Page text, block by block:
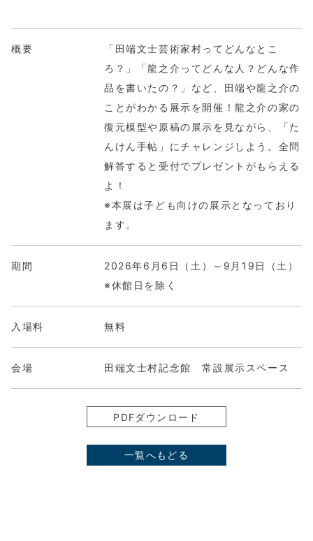
概要
「田端文士芸術家村ってどんなとこ
ろ？」「龍之介ってどんな人？どんな作
品を書いたの？」など、田端や龍之介の
ことがわかる展示を開催！龍之介の家の
復元模型や原稿の展示を見ながら、「た
んけん手帖」にチャレンジしよう。全問
解答すると受付でプレゼントがもらえる
よ！
※本展は子ども向けの展示となっており
ます。
期間
2026年6月6日（土）～9月19日（土）
※休館日を除く
入場料 無料
会場 田端文士村記念館 常設展示スペース
PDFダウンロード
一覧へもどる